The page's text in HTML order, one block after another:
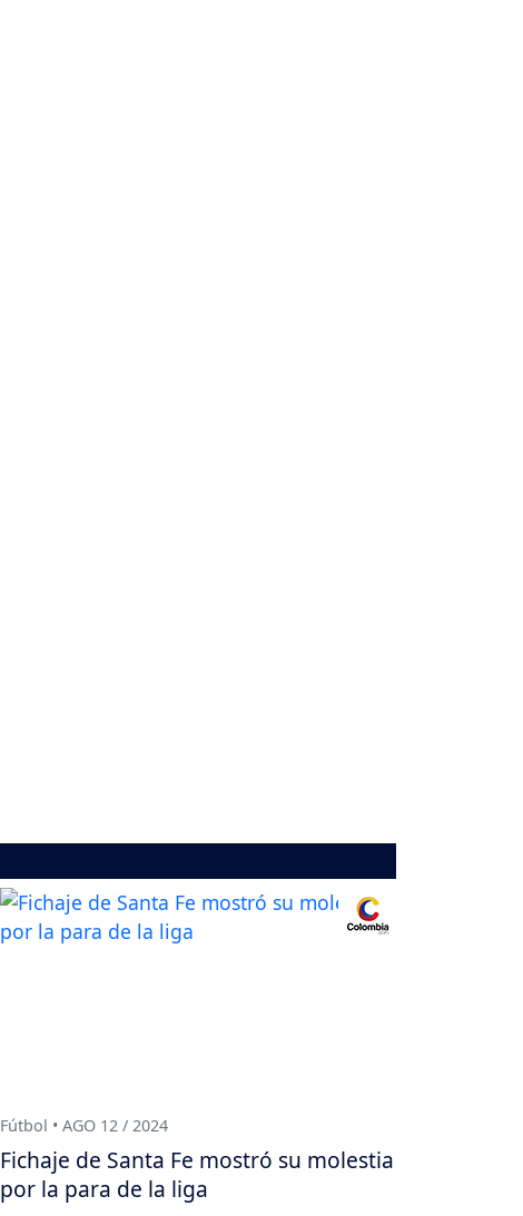
Fútbol • AGO 12 / 2024
Fichaje de Santa Fe mostró su molestia
por la para de la liga